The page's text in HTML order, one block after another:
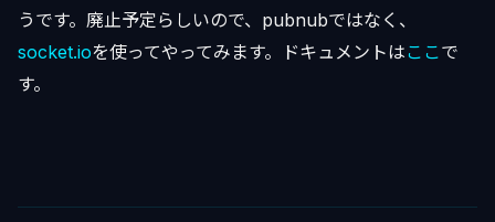
うです。廃止予定らしいので、pubnubではなく、
socket.ioを使ってやってみます。ドキュメントは ここで
す。